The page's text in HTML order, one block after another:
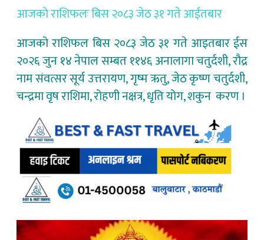
आजको राशिफलः बिस २०८३ जेठ ३१ गते आईतबार
आजको राशिफल बिस २०८३ जेठ ३१ गते आइतबार ईस
२०२६ जुन १४ नेपाल सम्बत ११४६ अनालागा चतुर्दशी, रौद्र
नाम संवत्सर सूर्य उत्तरायण, गृष्म ऋतु, जेठ कृष्ण चतुर्दशी,
चन्द्रमा वृष राशिमा, रोहणी नक्षत्र, धृति योग, शकुन करण ।